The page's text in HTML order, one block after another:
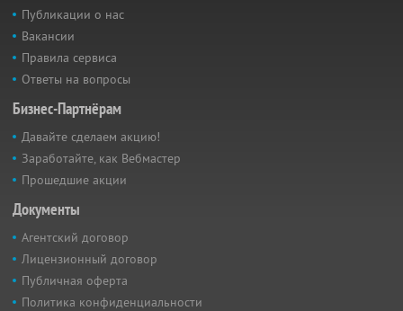
Публикации о нас
Вакансии
Правила сервиса
Ответы на вопросы
Бизнес-Партнёрам
Давайте сделаем акцию!
Заработайте, как Вебмастер
Прошедшие акции
Документы
Агентский договор
Лицензионный договор
Публичная оферта
Политика конфиденциальности